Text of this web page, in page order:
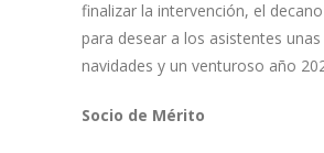
finalizar la intervención, el
para desear a los asistentes unas
navidades y un venturoso año
Socio de Mérito